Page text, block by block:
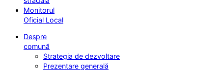
Monitorul
Oficial Local
Despre
comună
Strategia de dezvoltare
Prezentare generală